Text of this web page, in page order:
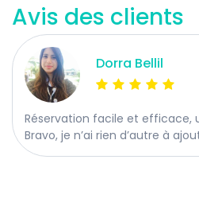
Avis des clients
Dorra Bellil
Réservation facile et efficace,
Bravo, je n’ai rien d’autre à